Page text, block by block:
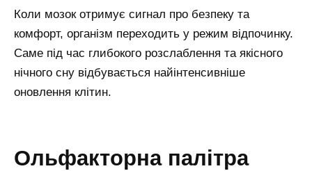
Коли мозок отримує сигнал про безпеку та
комфорт, організм переходить у режим відпочинку.
Саме під час глибокого розслаблення та якісного
нічного сну відбувається найінтенсивніше
оновлення клітин.
ольфакторна палітра